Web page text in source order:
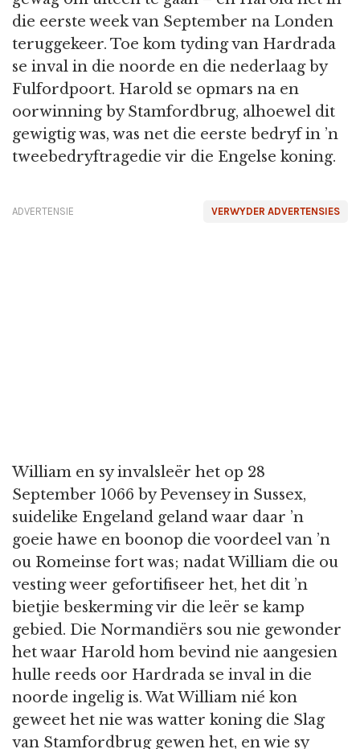
die eerste week van September na Londen
teruggekeer. Toe kom tyding van Hardrada
se inval in die noorde en die nederlaag by
Fulfordpoort. Harold se opmars na en
oorwinning by Stamfordbrug, alhoewel dit
gewigtig was, was net die eerste bedryf in ’n
tweebedryftragedie vir die Engelse koning.
VERWYDER ADVERTENSIES
ADVERTENSIE
William en sy invalsleër het op 28
September 1066 by Pevensey in Sussex,
suidelike Engeland geland waar daar ’n
goeie hawe en boonop die voordeel van ’n
ou Romeinse fort was; nadat William die ou
vesting weer gefortifiseer het, het dit ’n
bietjie beskerming vir die leër se kamp
gebied. Die Normandiërs sou nie gewonder
het waar Harold hom bevind nie aangesien
hulle reeds oor Hardrada se inval in die
noorde ingelig is. Wat William nié kon
geweet het nie was watter koning die Slag
van Stamfordbrug gewen het, en wie sy